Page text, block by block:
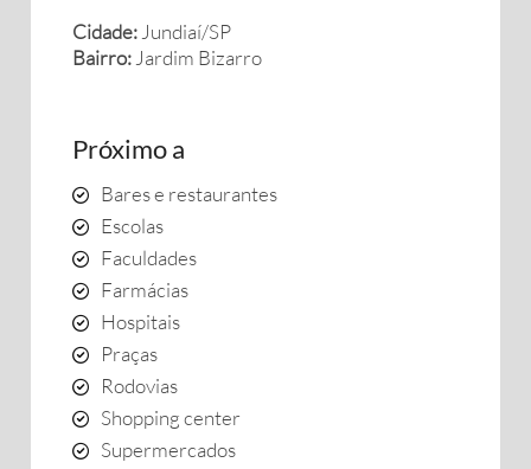
Cidade: Jundiaí/SP
Bairro: Jardim Bizarro
Próximo a
Bares e restaurantes
Escolas
Faculdades
Farmácias
Hospitais
Praças
Rodovias
Shopping center
Supermercados